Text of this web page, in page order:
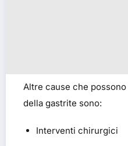
Altre cause che
della gastrite sono:
Interventi chirurgici